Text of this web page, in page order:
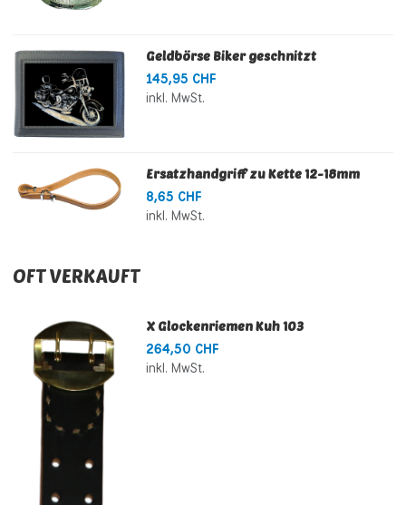
Geldbörse Biker geschnitzt
145,95 CHF
inkl. MwSt.
Ersatzhandgriff zu Kette 12-18mm
8,65 CHF
inkl. MwSt.
OFT VERKAUFT
X Glockenriemen Kuh 103
264,50 CHF
inkl. MwSt.